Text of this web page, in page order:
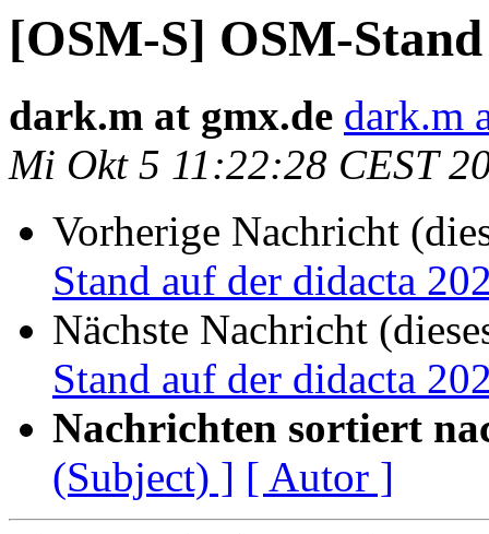
[OSM-S] OSM-
dark.m at gmx.de dark.m
Mi Okt 5 11:22:28 CEST
Vorherige Nachricht
Stand auf der didacta
Nächste Nachricht
Stand auf der didacta
Nachrichten sortiert
(Subject) ] [ Autor ]